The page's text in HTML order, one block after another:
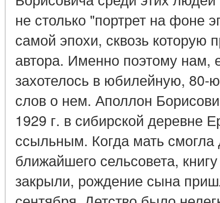
не столько "портрет на фоне
самой эпохи, сквозь которую
автора. Именно поэтому нам,
захотелось в юбилейную, 80-
слов о нем. Аполлон
1929 г. в сибирской деревне
ссыльным. Когда мать смогла
ближайшего сельсовета,
закрыли, рождение сына